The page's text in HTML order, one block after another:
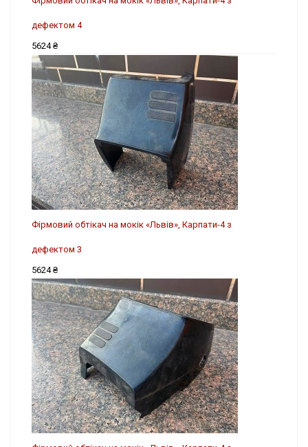
дефектом 4
5624 ₴
Фірмовий обтікач на мокік «Львів», Карпати-4 з
дефектом 3
5624 ₴